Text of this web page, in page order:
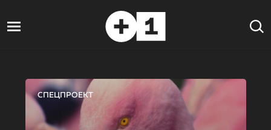
СПЕЦПРОЕКТ